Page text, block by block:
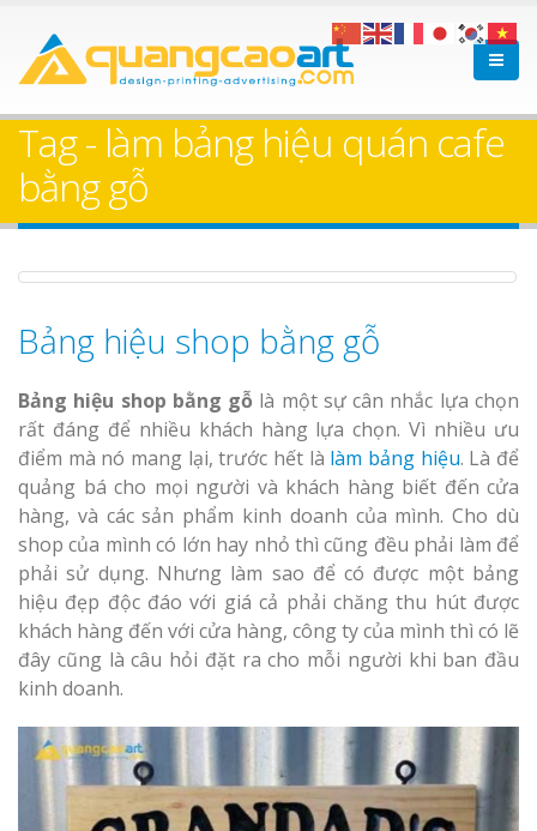
Tag - làm bảng hiệu quán cafe
bằng gỗ
Bảng hiệu shop bằng gỗ
Bảng hiệu shop bằng gỗ là một sự cân nhắc lựa chọn
rất đáng để nhiều khách hàng lựa chọn. Vì nhiều ưu
điểm mà nó mang lại, trước hết là làm bảng hiệu. Là để
quảng bá cho mọi người và khách hàng biết đến cửa
hàng, và các sản phẩm kinh doanh của mình. Cho dù
shop của mình có lớn hay nhỏ thì cũng đều phải làm để
phải sử dụng. Nhưng làm sao để có được một bảng
hiệu đẹp độc đáo với giá cả phải chăng thu hút được
khách hàng đến với cửa hàng, công ty của mình thì có lẽ
đây cũng là câu hỏi đặt ra cho mỗi người khi ban đầu
kinh doanh.
Làm bảng hiệu gỗ tại
Bảng gỗ treo cửa
Làm bảng hiệu gỗ tại
Biên Hòa
Làm bảng hiệu gỗ tại
Nghệ An
Làm Biển
Thuận An
Thi công
cáo Thuận
Dương
tóc Thuận An
Thi công
cáo Vinh